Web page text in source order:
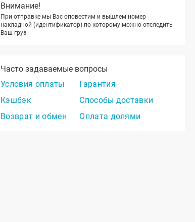
Внимание!
При отправке мы Вас оповестим и вышлем номер
накладной (идентификатор) по которому можно отследить
Ваш груз.
Часто задаваемые вопросы
Условия оплаты
Гарантия
Кэшбэк
Способы доставки
Возврат и обмен
Оплата долями